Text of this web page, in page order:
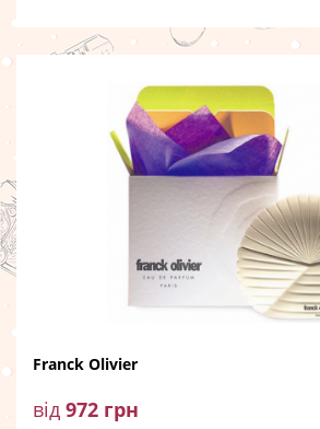
Franck Olivier
від 972 грн